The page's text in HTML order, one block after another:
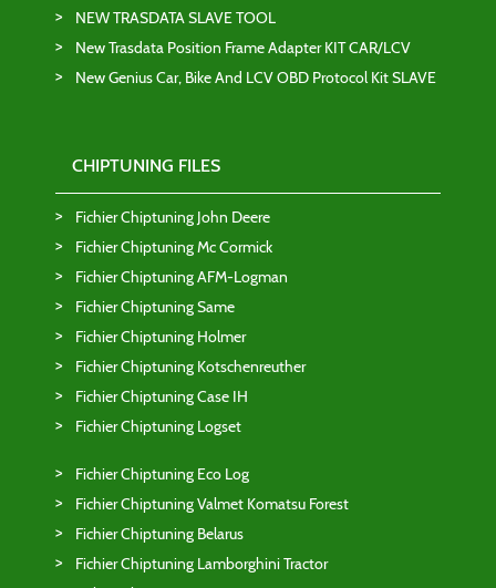
NEW TRASDATA SLAVE TOOL
New Trasdata Position Frame Adapter KIT CAR/LCV
New Genius Car, Bike And LCV OBD Protocol Kit SLAVE
CHIPTUNING FILES
Fichier Chiptuning John Deere
Fichier Chiptuning Mc Cormick
Fichier Chiptuning AFM-Logman
Fichier Chiptuning Same
Fichier Chiptuning Holmer
Fichier Chiptuning Kotschenreuther
Fichier Chiptuning Case IH
Fichier Chiptuning Logset
Fichier Chiptuning Eco Log
Fichier Chiptuning Valmet Komatsu Forest
Fichier Chiptuning Belarus
Fichier Chiptuning Lamborghini Tractor